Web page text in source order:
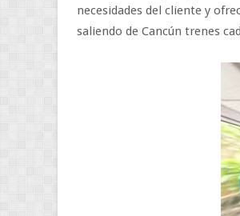
necesidades del cliente y
saliendo de Cancún trenes